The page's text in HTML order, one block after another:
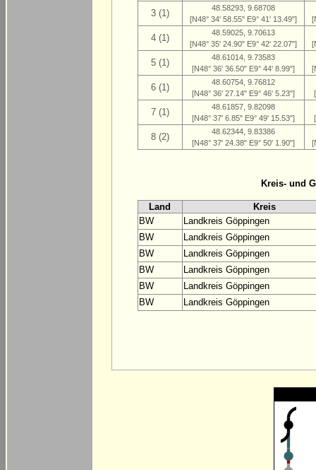
3 (1)
48.58293, 9.68708
[N48° 34' 58.55" E9° 41' 13.49"]
4 (1)
48.59025, 9.70613
[N48° 35' 24.90" E9° 42' 22.07"]
5 (1)
48.61014, 9.73583
[N48° 36' 36.50" E9° 44' 8.99"]
6 (1)
48.60754, 9.76812
[N48° 36' 27.14" E9° 46' 5.23"]
7 (1)
48.61857, 9.82098
[N48° 37' 6.85" E9° 49' 15.53"]
8 (2)
48.62344, 9.83386
[N48° 37' 24.38" E9° 50' 1.90"]
Kreis- und
Land
Kreis
BW
Landkreis Göppingen
BW
Landkreis Göppingen
BW
Landkreis Göppingen
BW
Landkreis Göppingen
BW
Landkreis Göppingen
BW
Landkreis Göppingen